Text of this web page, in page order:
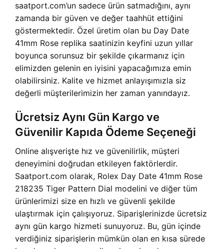
saatport.com’un sadece ürün satmadığını, aynı
zamanda bir güven ve değer taahhüt ettiğini
göstermektedir. Özel üretim olan bu Day Date
41mm Rose replika saatinizin keyfini uzun yıllar
boyunca sorunsuz bir şekilde çıkarmanız için
elimizden gelenin en iyisini yapacağımıza emin
olabilirsiniz. Kalite ve hizmet anlayışımızla siz
değerli müşterilerimizin her zaman yanındayız.
Ücretsiz Aynı Gün Kargo ve
Güvenilir Kapıda Ödeme Seçeneği
Online alışverişte hız ve güvenilirlik, müşteri
deneyimini doğrudan etkileyen faktörlerdir.
Saatport.com olarak, Rolex Day Date 41mm Rose
218235 Tiger Pattern Dial modelini ve diğer tüm
ürünlerimizi size en hızlı ve güvenli şekilde
ulaştırmak için çalışıyoruz. Siparişlerinizde ücretsiz
aynı gün kargo hizmeti sunuyoruz. Bu, gün içinde
verdiğiniz siparişlerin mümkün olan en kısa sürede